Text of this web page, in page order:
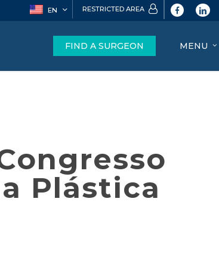
facebooklinkedin
RESTRICTED AREA
EN
FIND A SURGEON MENU
Plástica